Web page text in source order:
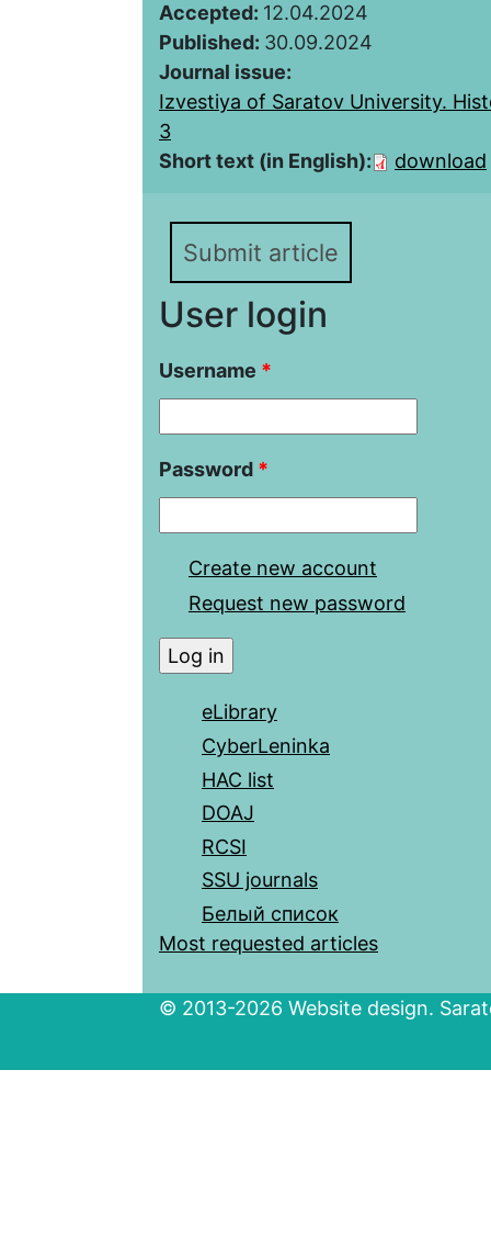
Accepted: 12.04.2024
Published: 30.09.2024
Journal issue:
Izvestiya of Saratov University.
3
Short text (in English):
download
Submit article
User login
Username *
Password *
Create new account
Request new password
eLibrary
CyberLeninka
HAC list
DOAJ
RCSI
SSU journals
Белый список
Most requested articles
© 2013-2026 Website design.